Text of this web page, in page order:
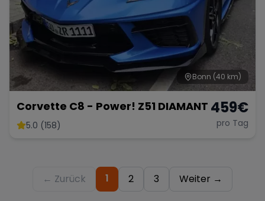
Bonn (40 km)
Corvette C8 - Power! Z51 DIAMANT
5.0 (158)
459€
pro Tag
← Zurück 1 2 3 Weiter →